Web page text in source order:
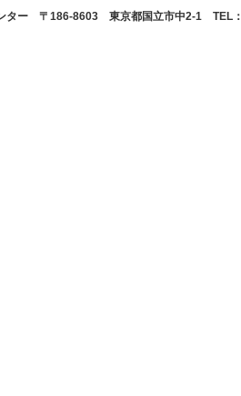
ター 〒186-8603 東京都国立市中2-1 TEL